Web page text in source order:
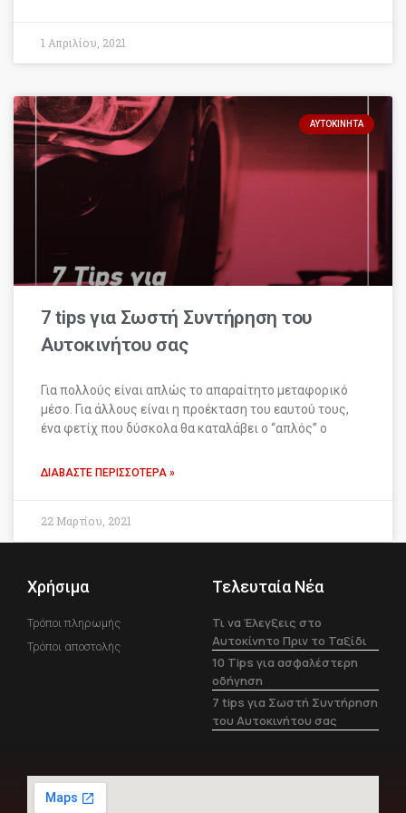
1 Απριλίου, 2021
ΑΥΤΟΚΊΝΗΤΑ
7 tips για Σωστή Συντήρηση του
Αυτοκινήτου σας
Για πολλούς είναι απλώς το απαραίτητο μεταφορικό
μέσο. Για άλλους είναι η προέκταση του εαυτού τους,
ένα φετίχ που δύσκολα θα καταλάβει ο “απλός” ο
ΔΙΑΒΆΣΤΕ ΠΕΡΙΣΣΌΤΕΡΑ »
22 Μαρτίου, 2021
Χρήσιμα
Τρόποι πληρωμής
Τρόποι αποστολής
Τελευταία Νέα
Τι να Έλεγξεις στο
Αυτοκίνητο Πριν το Ταξίδι
10 Tips για ασφαλέστερη
οδήγηση
7 tips για Σωστή Συντήρηση
του Αυτοκινήτου σας